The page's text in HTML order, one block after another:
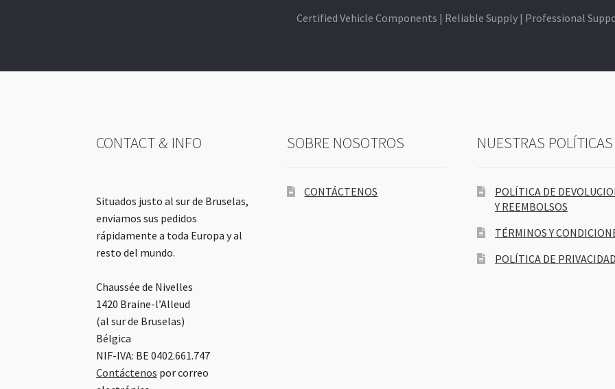
Certified Vehicle Components | Reliable Supply | Professional
CONTACT & INFO
Situados justo al sur de Bruselas,
enviamos sus pedidos
rápidamente a toda Europa y al
resto del mundo.
Chaussée de Nivelles
1420 Braine-l’Alleud
(al sur de Bruselas)
Bélgica
NIF-IVA: BE 0402.661.747
Contáctenos por correo
SOBRE NOSOTROS
CONTÁCTENOS
NUESTRAS POLÍTICAS
POLÍTICA DE
Y REEMBOLSOS
TÉRMINOS Y
POLÍTICA DE